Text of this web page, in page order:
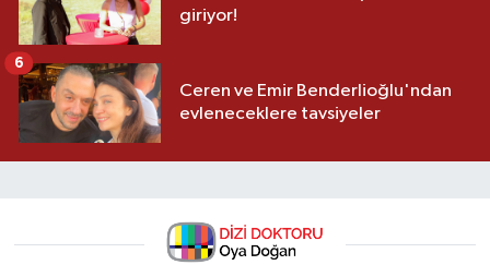
giriyor!
Ceren ve Emir Benderlioğlu'ndan
evleneceklere tavsiyeler
6